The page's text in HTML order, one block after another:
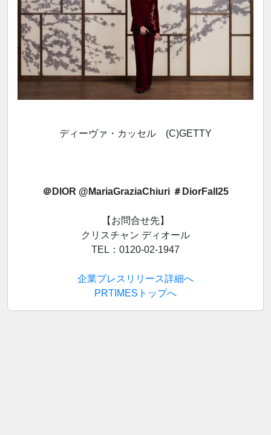
ディーヴァ・カッセル (C)GETTY
＠DIOR @MariaGraziaChiuri ＃DiorFall25
【お問合せ先】
クリスチャン ディオール
TEL：0120-02-1947
企業プレスリリース詳細へ
PRTIMESトップへ